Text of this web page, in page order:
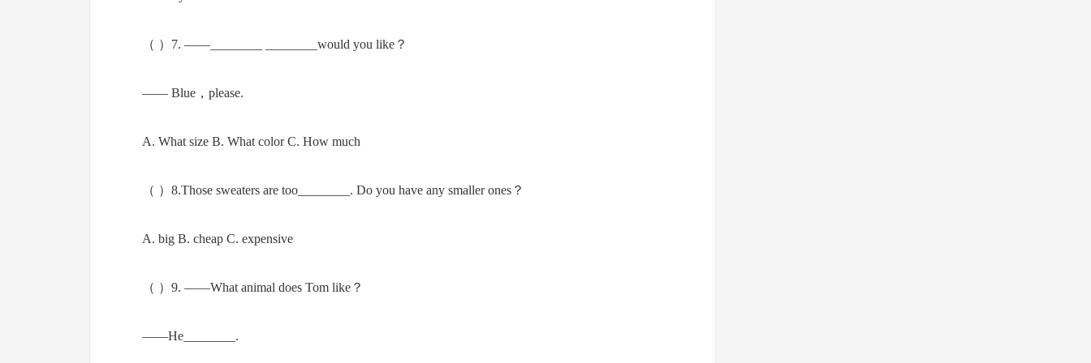
（ ）7. ——________ ________would you like？
—— Blue，please.
A. What size B. What color C. How much
（ ）8.Those sweaters are too________. Do you have any smaller ones？
A. big B. cheap C. expensive
（ ）9. ——What animal does Tom like？
——He________.